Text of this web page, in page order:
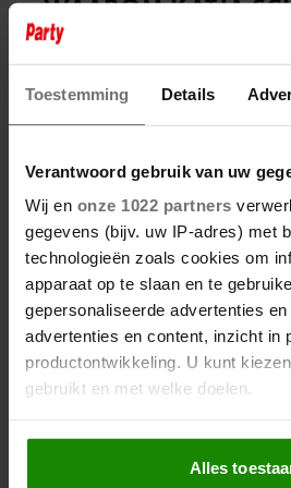
Toestemming Details
Verantwoord gebruik van uw
Wij en onze 1022 partners
gegevens (bijv. uw IP-adres) met
technologieën zoals cookies om
apparaat op te slaan en te
gepersonaliseerde advertenties
advertenties en content, inzicht in
productontwikkeling. U kunt
gebruikt en met welke doelen.
Als u het toestaat, willen we ook
Informatie verzamelen
Alles
WAAROM KATJA
BEWUST VOOR